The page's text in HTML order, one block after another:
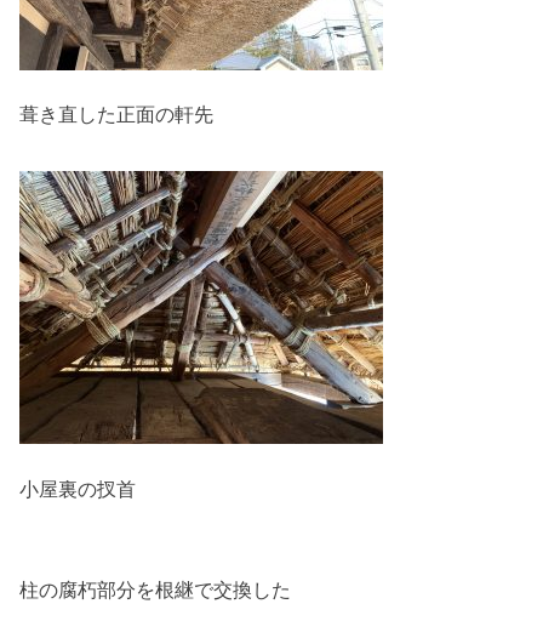
葺き直した正面の軒先
小屋裏の扠首
柱の腐朽部分を根継で交換した